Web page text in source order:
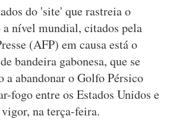
do 'site' que rastreia o
nível mundial, citados pela
(AFP) em causa está o
bandeira gabonesa, que se
abandonar o Golfo Pérsico
fogo entre os Estados Unidos e
na terça-feira.